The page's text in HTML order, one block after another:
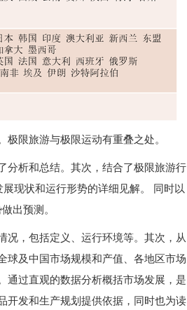
限旅游与极限运动有重叠之处。
分析和总结。其次，结合了极限旅游行
现状和运行形势的详细见解。 同时以
出预测。
况，包括定义、运行环境等。其次，从
球及中国市场规模和产值、各地区市场
通过直观的数据分析概括市场发展，是
开发和生产规划提供依据，同时也为读